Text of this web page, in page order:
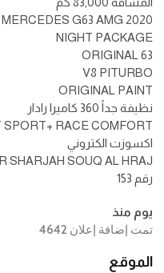
رقم 153
يوم منذ
تمت إضافة إعلان 4642
الموقع